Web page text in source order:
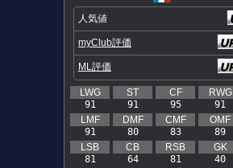
人気値
myClub評価
ML評価
LWG
91
ST
91
CF
95
RWG
91
LMF
91
DMF
80
CMF
83
OMF
89
LSB
81
CB
64
RSB
81
GK
40